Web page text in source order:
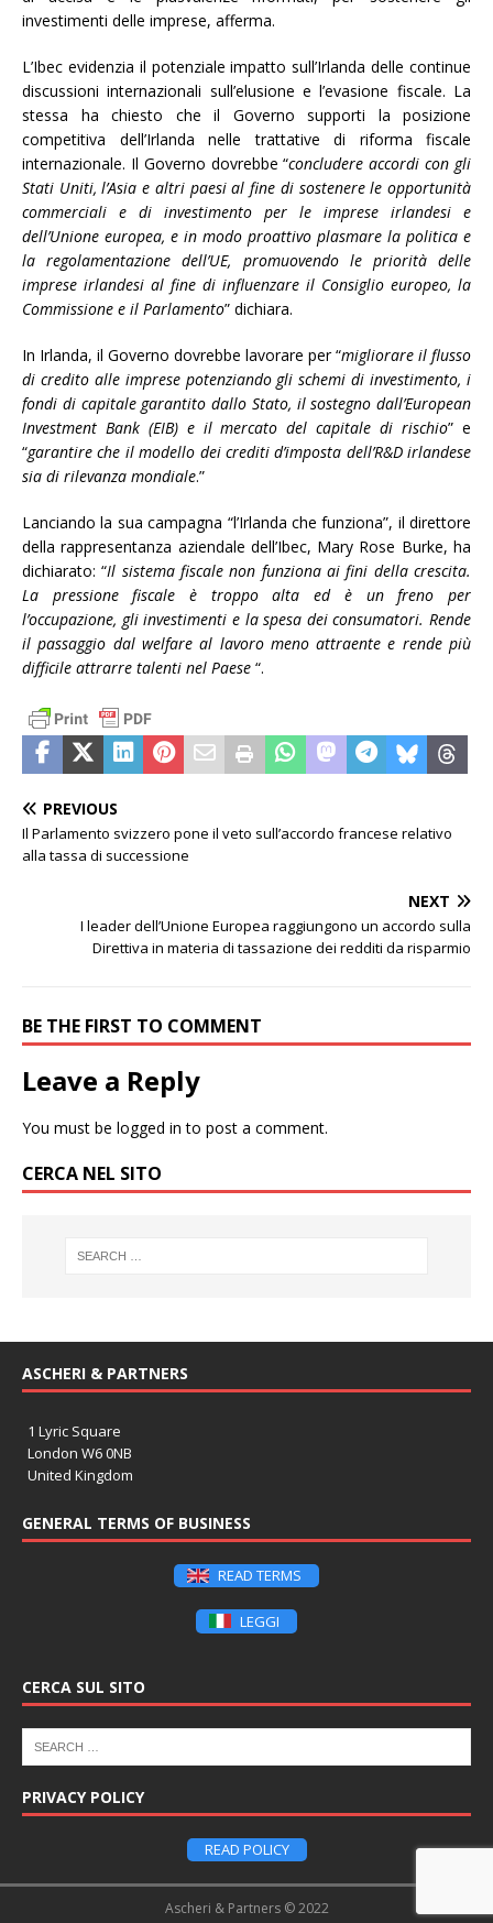
investimenti delle imprese, afferma.
L’Ibec evidenzia il potenziale impatto sull’Irlanda delle continue
discussioni internazionali sull’elusione e l’evasione fiscale. La
stessa ha chiesto che il Governo supporti la posizione
competitiva dell’Irlanda nelle trattative di riforma fiscale
internazionale. Il Governo dovrebbe “concludere accordi con gli
Stati Uniti, l’Asia e altri paesi al fine di sostenere le opportunità
commerciali e di investimento per le imprese irlandesi e
dell’Unione europea, e in modo proattivo plasmare la politica e
la regolamentazione dell’UE, promuovendo le priorità delle
imprese irlandesi al fine di influenzare il Consiglio europeo, la
Commissione e il Parlamento” dichiara.
In Irlanda, il Governo dovrebbe lavorare per “migliorare il flusso
di credito alle imprese potenziando gli schemi di investimento, i
fondi di capitale garantito dallo Stato, il sostegno dall’European
Investment Bank (EIB) e il mercato del capitale di rischio” e
“garantire che il modello dei crediti d’imposta dell’R&D irlandese
sia di rilevanza mondiale.”
Lanciando la sua campagna “l’Irlanda che funziona”, il direttore
della rappresentanza aziendale dell’Ibec, Mary Rose Burke, ha
dichiarato: “Il sistema fiscale non funziona ai fini della crescita.
La pressione fiscale è troppo alta ed è un freno per
l’occupazione, gli investimenti e la spesa dei consumatori. Rende
il passaggio dal welfare al lavoro meno attraente e rende più
difficile attrarre talenti nel Paese “.
PREVIOUS
Il Parlamento svizzero pone il veto sull’accordo francese relativo
alla tassa di successione
NEXT
I leader dell’Unione Europea raggiungono un accordo sulla
Direttiva in materia di tassazione dei redditi da risparmio
BE THE FIRST TO COMMENT
Leave a Reply
You must be logged in to post a comment.
CERCA NEL SITO
ASCHERI & PARTNERS
1 Lyric Square
London W6 0NB
United Kingdom
GENERAL TERMS OF BUSINESS
READ TERMS
LEGGI
CERCA SUL SITO
PRIVACY POLICY
READ POLICY
Ascheri & Partners © 2022